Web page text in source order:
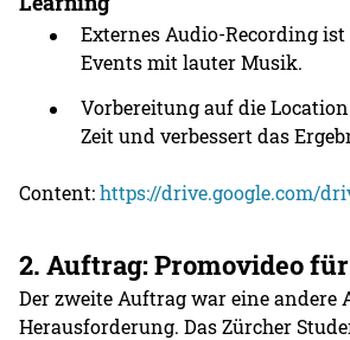
Externes Audio-Recording
Events mit lauter Musik.
Vorbereitung auf die
Zeit und verbessert das
Content:https://drive.google.com/
2. Auftrag: Promovideo für
Der zweite Auftrag war eine andere
Herausforderung. Das Zürcher